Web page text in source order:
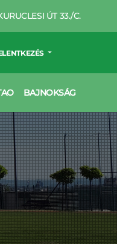
ÚT 33./C.
BAJNOKSÁG